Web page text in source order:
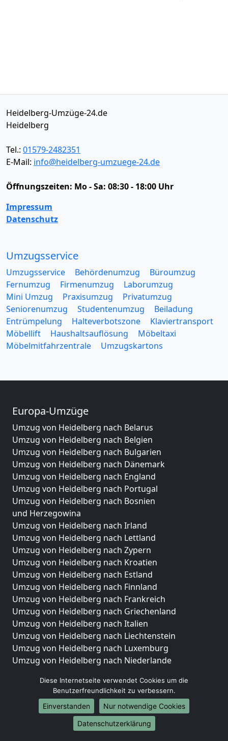
Heidelberg-Umzüge-24.de
Heidelberg
Tel.: 01579-2482351
E-Mail: info@heidelberg-umzuege-24.de
Öffnungszeiten: Mo - Sa: 08:30 - 18:00 Uhr
Impressum
Datenschutz
Umzugsservice
Umzugsservice Behördenumzug
Büroumzug
Fernumzug
Firmenumzug
Laborumzug
Mini Umzug
Praxisumzug
Privatumzug
Seniorenumzug
Studentenumzug
Beiladung
Entrümpelung
Halteverbotszone
Klaviertransport
Möbellift
Haushaltsauflösung
Möbeltaxi
Möbelmitfahrzentrale
Umzugskartons
Europa-Umzüge
Umzug von Heidelberg nach Belarus
Umzug von Heidelberg nach Belgien
Umzug von Heidelberg nach Bulgarien
Umzug von Heidelberg nach Dänemark
Umzug von Heidelberg nach England
Umzug von Heidelberg nach Portugal
Umzug von Heidelberg nach Bosnien
und Herzegowina
Umzug von Heidelberg nach Irland
Umzug von Heidelberg nach Lettland
Umzug von Heidelberg nach Zypern
Umzug von Heidelberg nach Kroatien
Umzug von Heidelberg nach Estland
Umzug von Heidelberg nach Finnland
Umzug von Heidelberg nach Frankreich
Umzug von Heidelberg nach Griechenland
Umzug von Heidelberg nach Italien
Umzug von Heidelberg nach Liechtenstein
Umzug von Heidelberg nach Luxemburg
Umzug von Heidelberg nach Niederlande
Umzüge-Deutschlandweit
Umzug von Heidelberg nach Berlin
Umzug von Heidelberg nach Hamburg
Umzug von Heidelberg nach München
Diese Internetseite verwendet Cookies um die
Benutzerfreundlichkeit zu verbessern.
Einverstanden
Nur notwendige Cookies
Datenschutzerklärung